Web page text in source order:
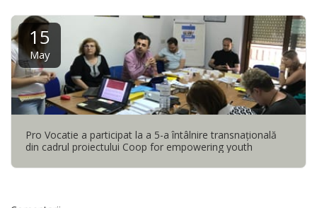
15
May
Pro Vocatie a participat la a 5-a întâlnire transnaţională
din cadrul proiectului Coop for empowering youth